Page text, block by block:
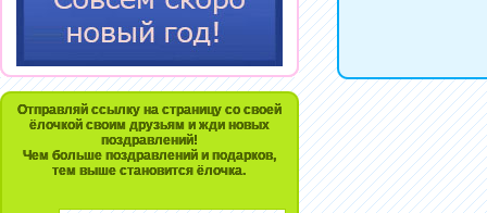
Отправляй ссылку на страницу со своей
ёлочкой своим друзьям и жди новых
поздравлений!
Чем больше поздравлений и подарков,
тем выше становится ёлочка.